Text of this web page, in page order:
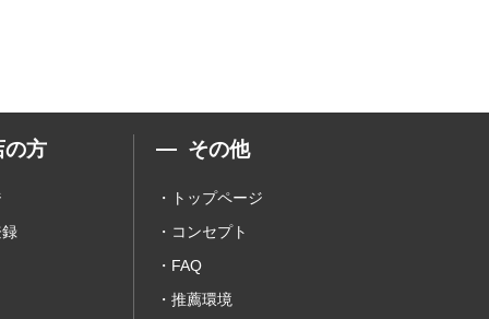
の方 その他
トップページ
コンセプト
FAQ
推薦環境